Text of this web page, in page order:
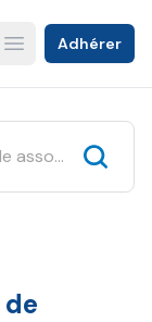
Open main menu
Adhérer